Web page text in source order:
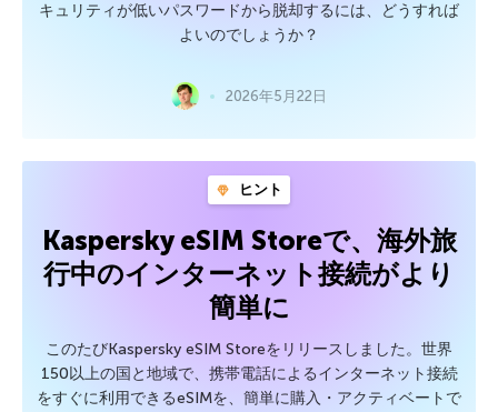
キュリティが低いパスワードから脱却するには、どうすれば
よいのでしょうか？
2026年5月22日
ヒント
Kaspersky eSIM Storeで、海外旅
行中のインターネット接続がより
簡単に
このたびKaspersky eSIM Storeをリリースしました。世界
150以上の国と地域で、携帯電話によるインターネット接続
をすぐに利用できるeSIMを、簡単に購入・アクティベートで